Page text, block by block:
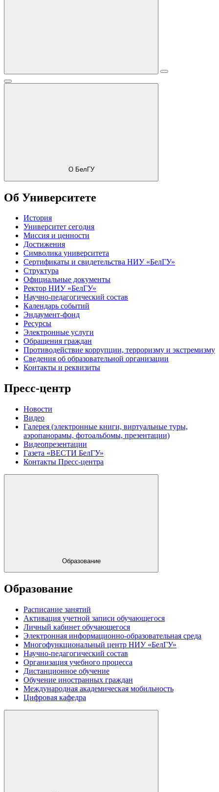
О БелГУ
Об Университете
История
Университет сегодня
Миссия и ценности
Достижения
Символика университета
Сертификаты и свидетельства НИУ «БелГУ»
Структура
Официальные документы
Ректор НИУ «БелГУ»
Научно-педагогический состав
Календарь событий
Эндаумент-фонд
Ресурсы
Электронные услуги
Обращения граждан
Противодействие коррупции, терроризму и экстремизму
Сведения об образовательной организации
Контакты и реквизиты
Пресс-центр
Новости
Видео
Галерея (электронные книги, виртуальные туры,
аэропанорамы, фотоальбомы, презентации)
Видеопрезентации
Газета «ВЕСТИ БелГУ»
Контакты Пресс-центра
Образование
Образование
Расписание занятий
Активация учетной записи обучающегося
Личный кабинет обучающегося
Электронная информационно-образовательная среда
Многофункциональный центр НИУ «БелГУ»
Научно-педагогический состав
Организация учебного процесса
Дистанционное обучение
Обучение иностранных граждан
Международная академическая мобильность
Цифровая кафедра